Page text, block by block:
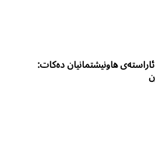
هاونیشتمانیان دەکات: